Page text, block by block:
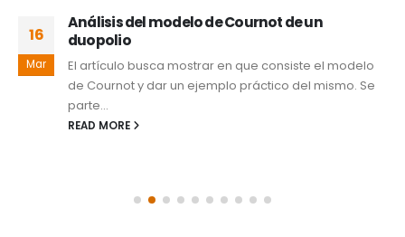
16
Mar
Análisis del modelo de Cournot de un
duopolio
El artículo busca mostrar en que consiste el modelo
de Cournot y dar un ejemplo práctico del mismo. Se
parte...
READ MORE